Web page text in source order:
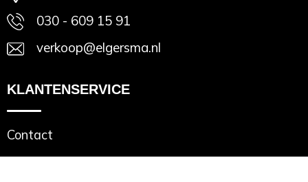
030 - 609 15 91
verkoop@elgersma.nl
KLANTENSERVICE
Contact